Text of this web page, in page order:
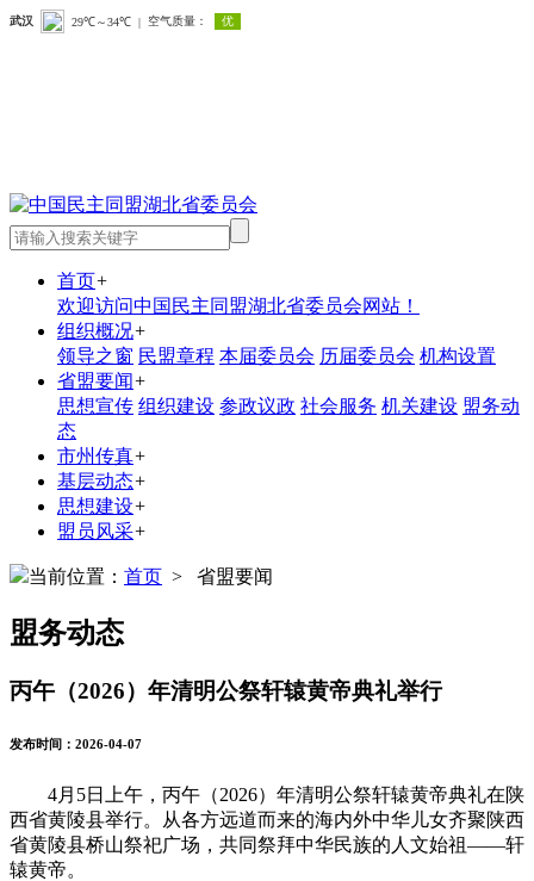
首页+
欢迎访问中国民主同盟湖北省委员会网站！
组织概况+
领导之窗 民盟章程 本届委员会 历届委员会 机构设置
省盟要闻+
思想宣传 组织建设 参政议政 社会服务 机关建设 盟务动
态
市州传真+
基层动态+
思想建设+
盟员风采+
当前位置： 首页 > 省盟要闻
盟务动态
丙午（2026）年清明公祭轩辕黄帝典礼举行
发布时间：2026-04-07
4月5日上午，丙午（2026）年清明公祭轩辕黄帝典礼在陕
西省黄陵县举行。从各方远道而来的海内外中华儿女齐聚陕西
省黄陵县桥山祭祀广场，共同祭拜中华民族的人文始祖——轩
辕黄帝。